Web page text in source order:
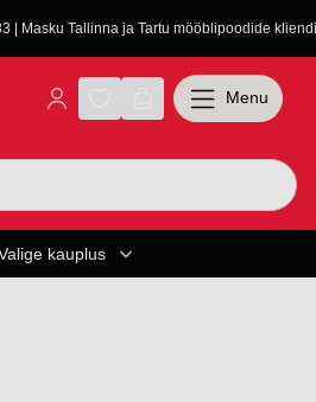
| Masku Tallinna ja Tartu mööblipoodide
kauplus
Menu